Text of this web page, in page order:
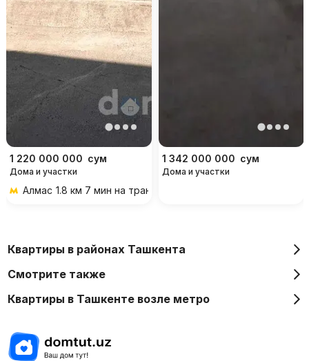
1 220 000 000 сум
Дома и участки
Алмас 1.8 км 7 мин на транспорте
1 342 000 000 сум
Дома и участки
Квартиры в районах Ташкента
Смотрите также
Квартиры в Ташкенте возле метро